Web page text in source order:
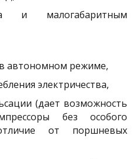
и малогабаритным
автономном режиме,
электричества,
(дает возможность
без особого
от поршневых